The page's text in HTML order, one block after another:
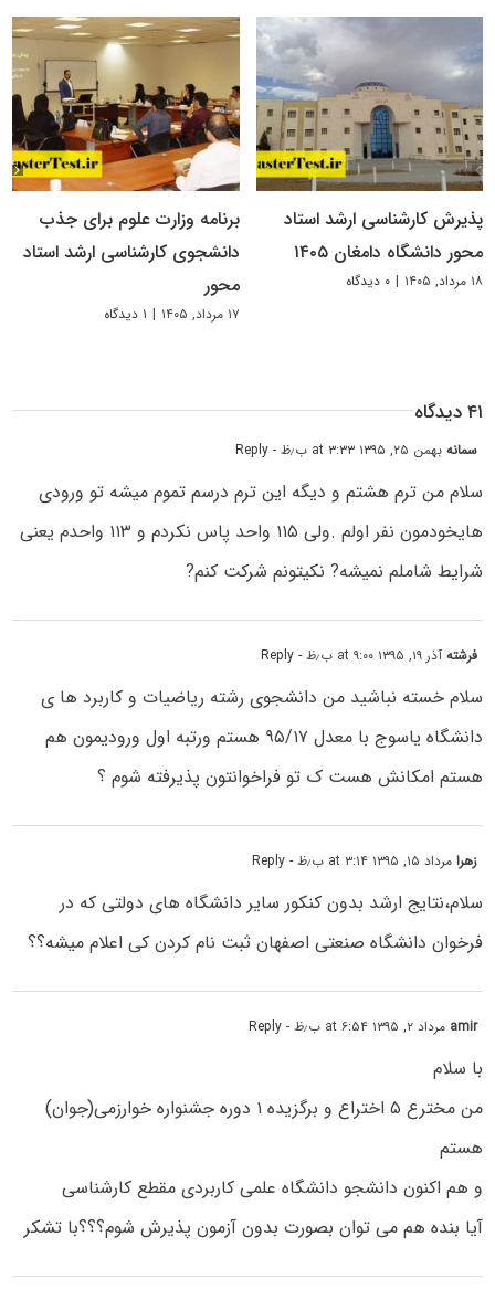
پذیرش کارشناسی ارشد استاد
محور دانشگاه دامغان ۱۴۰۵
۱۸ مرداد, ۱۴۰۵ | ۰ دیدگاه
برنامه وزارت علوم برای جذب
دانشجوی کارشناسی ارشد استاد
محور
۱۷ مرداد, ۱۴۰۵ | ۱ دیدگاه
۴۱ دیدگاه
سمانهبهمن ۲۵, ۱۳۹۵ at ۳:۳۳ ب٫ظ - Reply
سلام من ترم هشتم و دیگه این ترم درسم تموم میشه تو ورودی
هایخودمون نفر اولم .ولی ۱۱۵ واحد پاس نکردم و ۱۱۳ واحدم یعنی
شرایط شاملم نمیشه? نکیتونم شرکت کنم?
فرشتهآذر ۱۹, ۱۳۹۵ at ۹:۰۰ ب٫ظ - Reply
سلام خسته نباشید من دانشجوی رشته ریاضیات و کاربرد ها ی
دانشگاه یاسوج با معدل ۹۵/۱۷ هستم ورتبه اول ورودیمون هم
هستم امکانش هست ک تو فراخوانتون پذیرفته شوم ؟
زهرامرداد ۱۵, ۱۳۹۵ at ۳:۱۴ ب٫ظ - Reply
سلام،نتایج ارشد بدون کنکور سایر دانشگاه های دولتی که در
فرخوان دانشگاه صنعتی اصفهان ثبت نام کردن کی اعلام میشه؟؟
amir مرداد ۲, ۱۳۹۵ at ۶:۵۴ ب٫ظ - Reply
با سلام
من مخترع ۵ اختراع و برگزیده ۱ دوره جشنواره خوارزمی(جوان)
هستم
و هم اکنون دانشجو دانشگاه علمی کاربردی مقطع کارشناسی
آیا بنده هم می توان بصورت بدون آزمون پذیرش شوم؟؟؟با تشکر